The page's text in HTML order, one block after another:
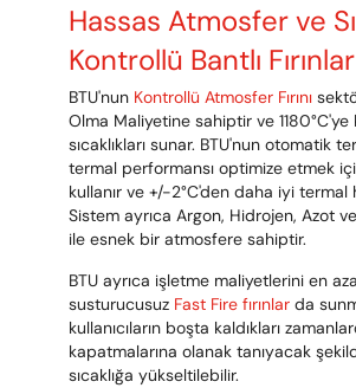
Hassas Atmosfer ve
Kontrollü Bantlı Fırınlar
BTU'nun Kontrollü Atmosfer Fırını
Olma Maliyetine sahiptir ve
sıcaklıkları sunar. BTU'nun otomatik
termal performansı optimize etmek
kullanır ve +/-2°C'den daha iyi termal
Sistem ayrıca Argon, Hidrojen, Azot
ile esnek bir atmosfere sahiptir.
BTU ayrıca işletme maliyetlerini en
susturucusuz Fast Fire fırınlar da
kullanıcıların boşta kaldıkları
kapatmalarına olanak tanıyacak
sıcaklığa yükseltilebilir.